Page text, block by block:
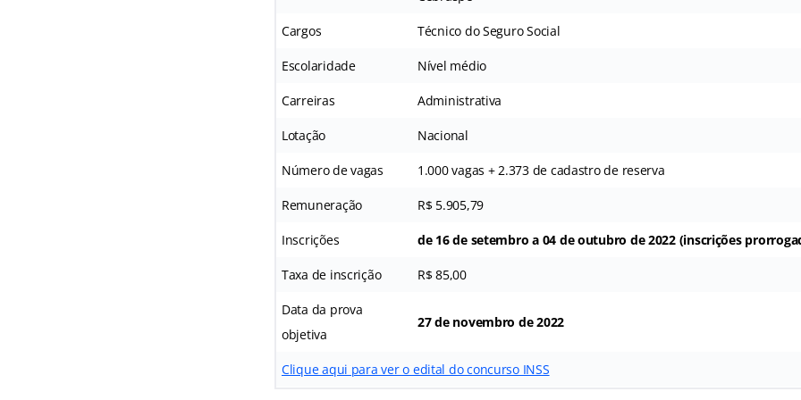
Cargos Técnico do Seguro Social
Escolaridade Nível médio
Carreiras Administrativa
Lotação Nacional
Número de vagas 1.000 vagas + 2.373 de cadastro de reserva
Remuneração R$ 5.905,79
Inscrições de 16 de setembro a 04 de outubro de 2022 (inscrições
Taxa de inscrição R$ 85,00
Data da prova
objetiva
27 de novembro de 2022
Clique aqui para ver o edital do concurso INSS